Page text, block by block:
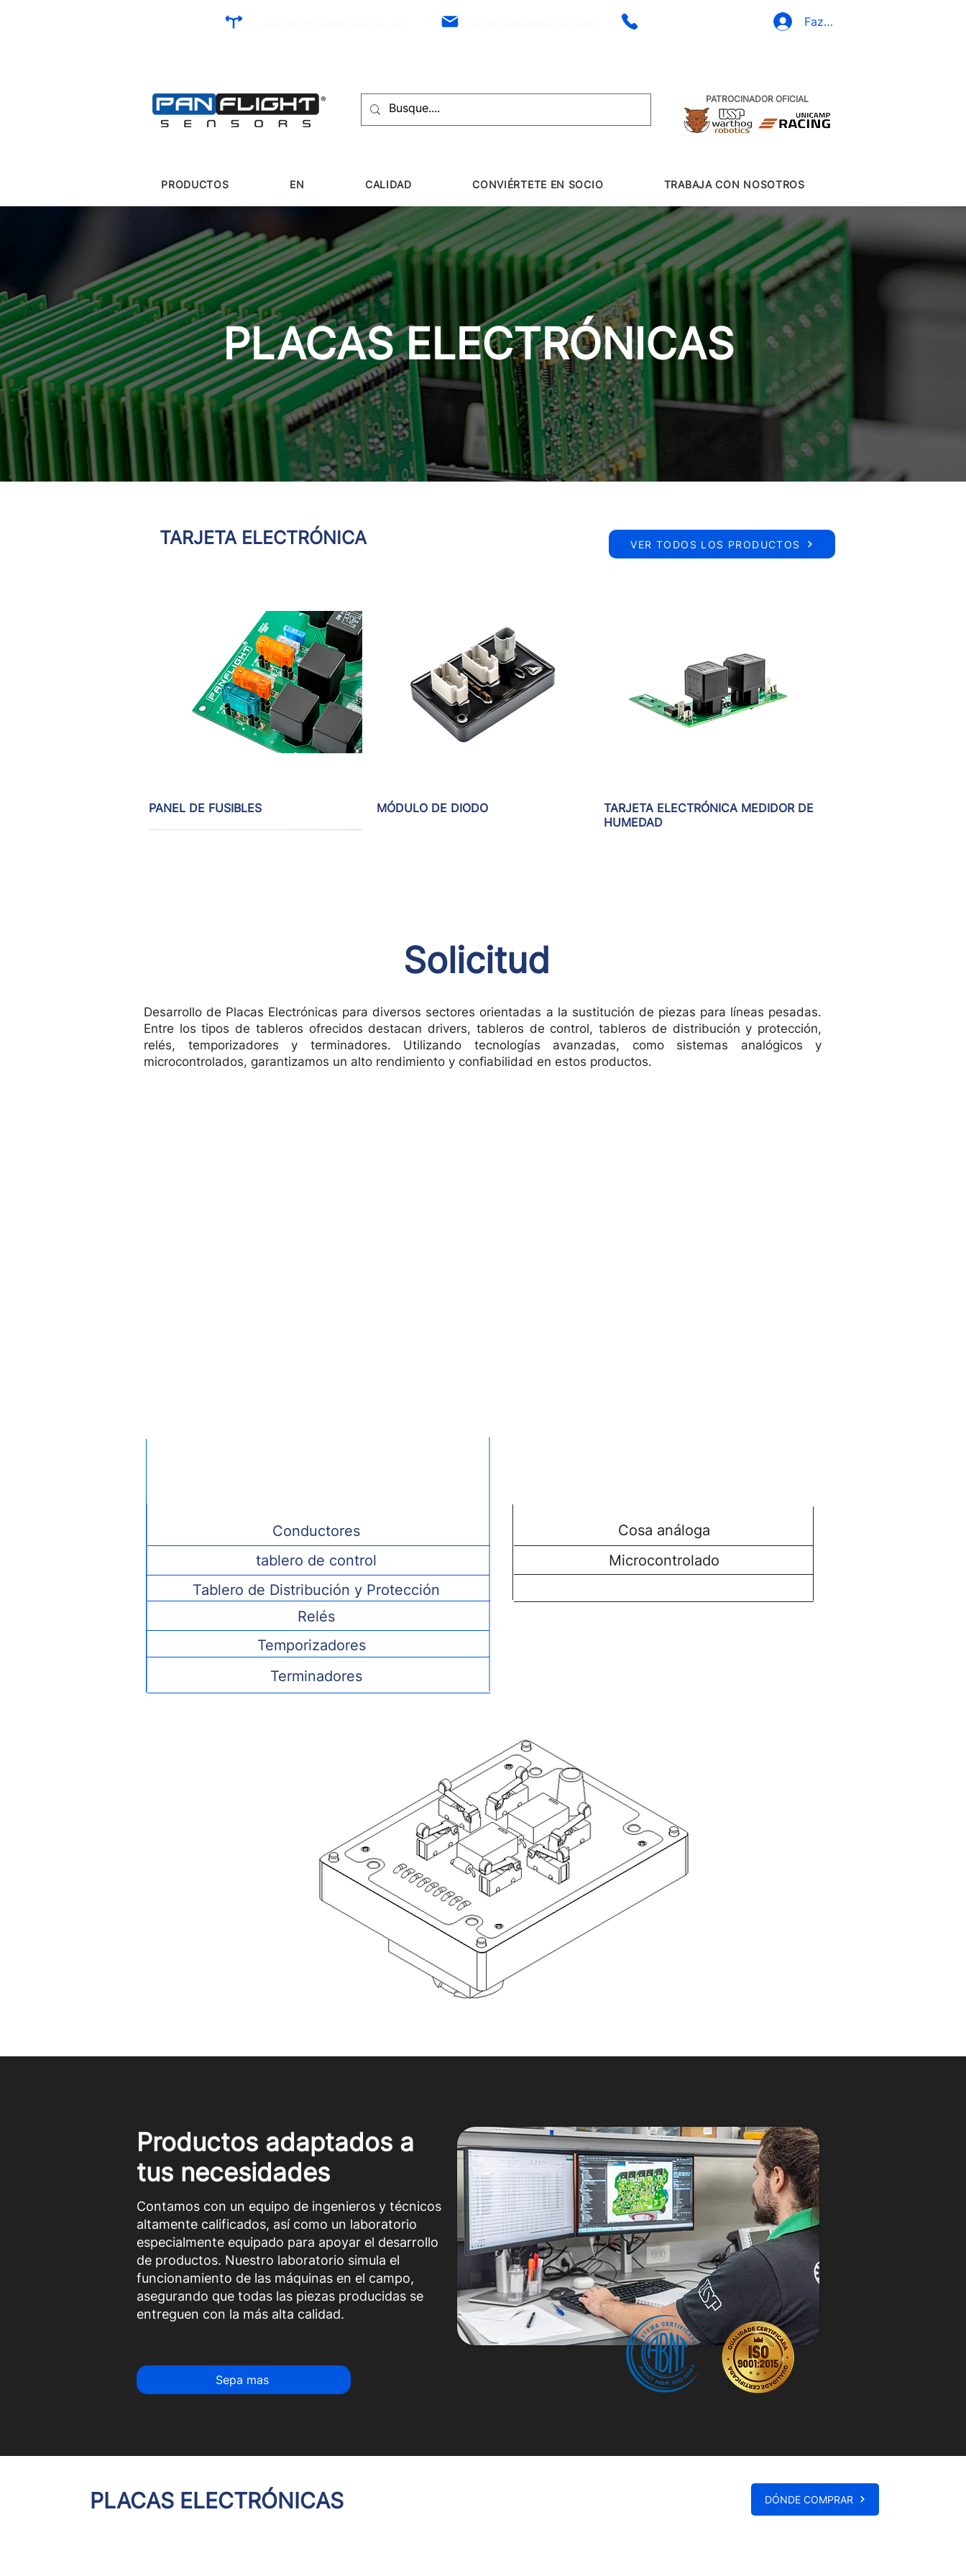
Fazer Login
PATROCINADOR OFICIAL
PRODUCTOS EN CALIDAD CONVIÉRTETE EN SOCIO TRABAJA CON NOSOTROS
PLACAS ELECTRÓNICAS
TARJETA ELECTRÓNICA
Vista rápida
PANEL DE FUSIBLES Vista rápida
MÓDULO DE DIODO Vista rápida
TARJETA ELECTRÓNICA MEDIDOR DE
HUMEDAD
Vista rápida
CONJUNTO DEL CONTROLADOR Vista rápida
TECLA DE CONTROL DE SECCIÓN PUEDE TERMINADOR
Vista rápida
TARJETA ELECTRÓNICA -
VER TODOS LOS PRODUCTOS
Solicitud
Desarrollo de Placas Electrónicas para diversos sectores orientadas a la sustitución de piezas para líneas pesadas.
Entre los tipos de tableros ofrecidos destacan drivers, tableros de control, tableros de distribución y protección,
relés, temporizadores y terminadores. Utilizando tecnologías avanzadas, como sistemas analógicos y
microcontrolados, garantizamos un alto rendimiento y confiabilidad en estos productos.
Conductores
tablero de control
Tablero de Distribución y Protección
Cosa análoga
Microcontrolado
Relés
Temporizadores
Terminadores
Productos adaptados a
tus necesidades
Contamos con un equipo de ingenieros y técnicos
altamente calificados, así como un laboratorio
especialmente equipado para apoyar el desarrollo
de productos. Nuestro laboratorio simula el
funcionamiento de las máquinas en el campo,
asegurando que todas las piezas producidas se
entreguen con la más alta calidad.
Sepa mas
PLACAS ELECTRÓNICAS DÓNDE COMPRAR